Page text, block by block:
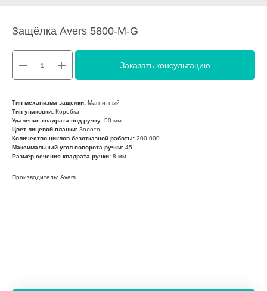
Защёлка Avers 5800-M-G
Заказать консультацию
Тип механизма защелки: Магнитный
Тип упаковки: Коробка
Удаление квадрата под ручку: 50 мм
Цвет лицевой планки: Золото
Количество циклов безотказной работы: 200 000
Максимальный угол поворота ручки: 45
Размер сечения квадрата ручки: 8 мм
Производитель: Avers